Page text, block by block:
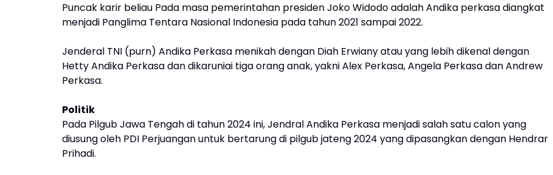
Puncak karir beliau Pada masa pemerintahan presiden Joko Widodo adalah Andika perkasa diangkat
menjadi Panglima Tentara Nasional Indonesia pada tahun 2021 sampai 2022.
Jenderal TNI (purn) Andika Perkasa menikah dengan Diah Erwiany atau yang lebih dikenal dengan
Hetty Andika Perkasa dan dikaruniai tiga orang anak, yakni Alex Perkasa, Angela Perkasa dan Andrew
Perkasa.
Politik
Pada Pilgub Jawa Tengah di tahun 2024 ini, Jendral Andika Perkasa menjadi salah satu calon yang
diusung oleh PDI Perjuangan untuk bertarung di pilgub jateng 2024 yang dipasangkan dengan Hendrar
Prihadi.